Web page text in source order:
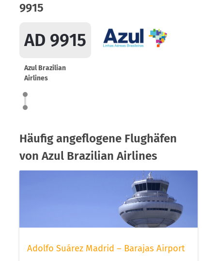
9915
AD 9915
Azul Brazilian
Airlines
Häufig angeflogene Flughäfen
von Azul Brazilian Airlines
Adolfo Suárez Madrid – Barajas Airport